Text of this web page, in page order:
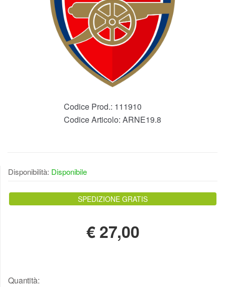
Codice Prod.: 111910
Codice Articolo: ARNE19.8
Disponibilità: Disponibile
SPEDIZIONE GRATIS
€27,00
Quantità: